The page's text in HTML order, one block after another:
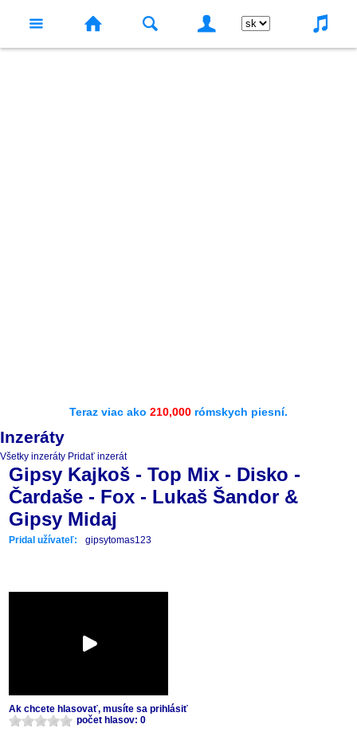
Teraz viac ako 210,000 rómskych piesní.
Inzeráty
Všetky inzeráty Pridať inzerát
Gipsy Kajkoš - Top Mix - Disko -
Čardaše - Fox - Lukaš Šandor &
Gipsy Midaj
Pridal užívateľ: gipsytomas123
Ak chcete hlasovať, musíte sa prihlásiť
počet hlasov: 0